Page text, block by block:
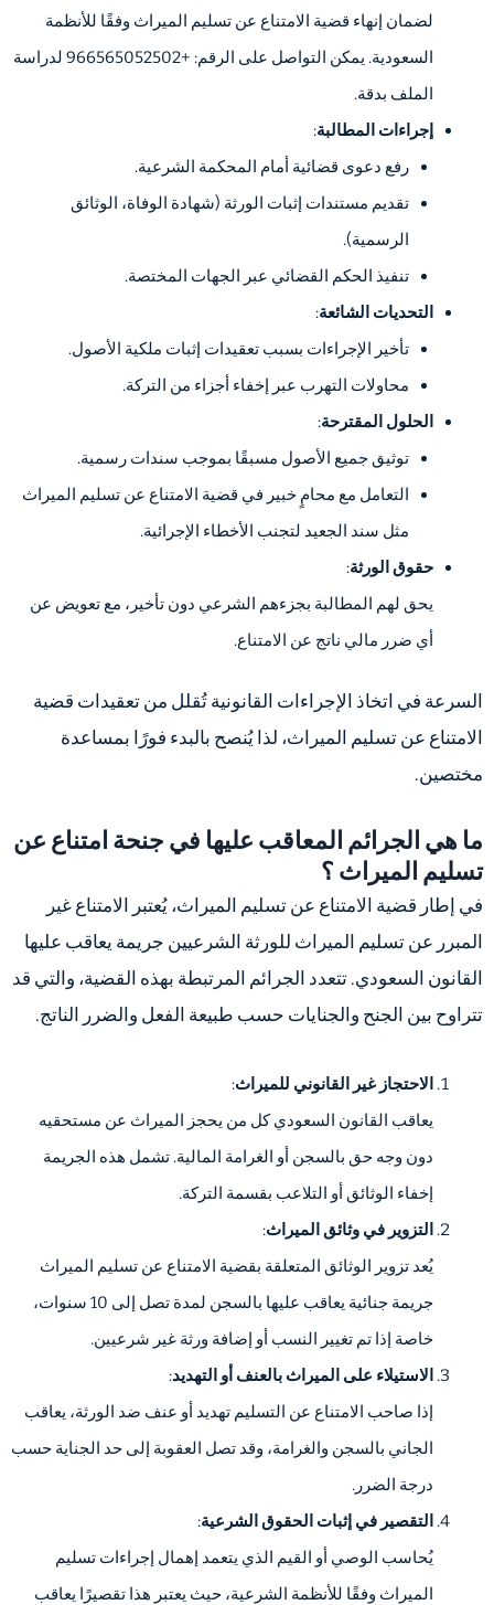
لضمان إنهاء قضية الامتناع عن تسليم الميراث وفقًا للأنظمة
السعودية. يمكن التواصل على الرقم: +966565052502 لدراسة
الملف بدقة.
إجراءات المطالبة:
رفع دعوى قضائية أمام المحكمة الشرعية.
تقديم مستندات إثبات الورثة (شهادة الوفاة، الوثائق
الرسمية).
تنفيذ الحكم القضائي عبر الجهات المختصة.
التحديات الشائعة:
تأخير الإجراءات بسبب تعقيدات إثبات ملكية الأصول.
محاولات التهرب عبر إخفاء أجزاء من التركة.
الحلول المقترحة:
توثيق جميع الأصول مسبقًا بموجب سندات رسمية.
التعامل مع محامٍ خبير في قضية الامتناع عن تسليم الميراث
مثل سند الجعيد لتجنب الأخطاء الإجرائية.
حقوق الورثة:
يحق لهم المطالبة بجزءهم الشرعي دون تأخير، مع تعويض عن
أي ضرر مالي ناتج عن الامتناع.
السرعة في اتخاذ الإجراءات القانونية تُقلل من تعقيدات قضية
الامتناع عن تسليم الميراث، لذا يُنصح بالبدء فورًا بمساعدة
مختصين.
ما هي الجرائم المعاقب عليها في جنحة امتناع عن
تسليم الميراث ؟
في إطار قضية الامتناع عن تسليم الميراث، يُعتبر الامتناع غير
المبرر عن تسليم الميراث للورثة الشرعيين جريمة يعاقب عليها
القانون السعودي. تتعدد الجرائم المرتبطة بهذه القضية، والتي قد
تتراوح بين الجنح والجنايات حسب طبيعة الفعل والضرر الناتج.
الاحتجاز غير القانوني للميراث:
يعاقب القانون السعودي كل من يحجز الميراث عن مستحقيه
دون وجه حق بالسجن أو الغرامة المالية. تشمل هذه الجريمة
إخفاء الوثائق أو التلاعب بقسمة التركة.
التزوير في وثائق الميراث:
يُعد تزوير الوثائق المتعلقة بقضية الامتناع عن تسليم الميراث
جريمة جنائية يعاقب عليها بالسجن لمدة تصل إلى 10 سنوات،
خاصة إذا تم تغيير النسب أو إضافة ورثة غير شرعيين.
الاستيلاء على الميراث بالعنف أو التهديد:
إذا صاحب الامتناع عن التسليم تهديد أو عنف ضد الورثة، يعاقب
الجاني بالسجن والغرامة، وقد تصل العقوبة إلى حد الجناية حسب
درجة الضرر.
التقصير في إثبات الحقوق الشرعية:
يُحاسب الوصي أو القيم الذي يتعمد إهمال إجراءات تسليم
الميراث وفقًا للأنظمة الشرعية، حيث يعتبر هذا تقصيرًا يعاقب